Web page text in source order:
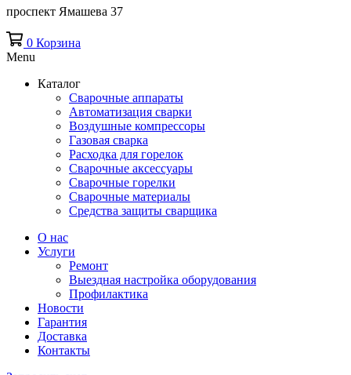
проспект Ямашева 37
0 Корзина
Menu
Каталог
Сварочные аппараты
Автоматизация сварки
Воздушные компрессоры
Газовая сварка
Расходка для горелок
Сварочные аксессуары
Сварочные горелки
Сварочные материалы
Средства защиты сварщика
О нас
Услуги
Ремонт
Выездная настройка оборудования
Профилактика
Новости
Гарантия
Доставка
Контакты